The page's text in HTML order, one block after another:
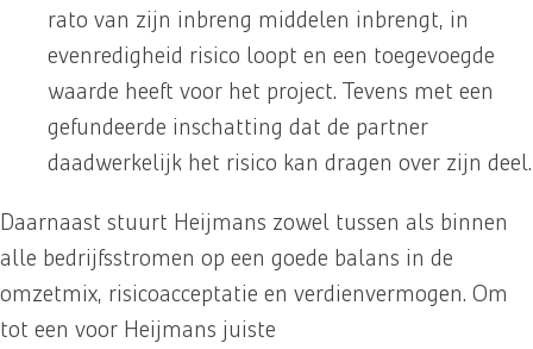
rato van zijn inbreng middelen inbrengt, in
evenredigheid risico loopt en een toegevoegde
waarde heeft voor het project. Tevens met een
gefundeerde inschatting dat de partner
daadwerkelijk het risico kan dragen over zijn deel.
Daarnaast stuurt Heijmans zowel tussen als binnen
alle bedrijfsstromen op een goede balans in de
omzetmix, risicoacceptatie en verdienvermogen. Om
tot een voor Heijmans juiste